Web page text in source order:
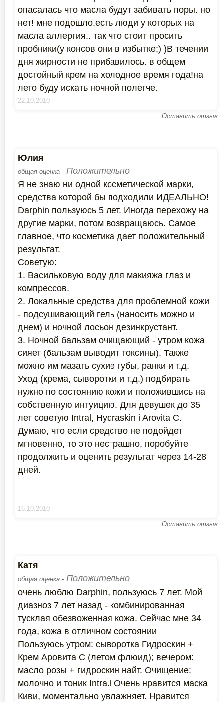
опасалась что масла будут забивать поры. но
нет! мне подошло.есть люди у которых на
масла аллергия.. так что стоит просить
пробники(у консов они в избытке;) )В течении
дня жирности не прибавилось. в общем
достойный крем на холодное время года!на
лето буду искать ночной полегче.
22.10.2010
Оставить отзыв
Юлия
общая оценка - Положительно
Я не знаю ни одной косметической марки,
средства которой бы подходили ИДЕАЛЬНО!
Darphin пользуюсь 5 лет. Иногда перехожу на
другие марки, потом возвращаюсь. Самое
главное, что косметика дает положительный
результат.
Советую:
1. Васильковую воду для макияжа глаз и
компрессов.
2. Локальные средства для проблемной кожи
- подсушивающий гель (наносить можно и
днем) и ночной лосьон дезинкрустант.
3. Ночной бальзам очищающий - утром кожа
сияет (бальзам выводит токсины). Также
можно им мазать сухие губы, ранки и т.д.
Уход (крема, сыворотки и т.д.) подбирать
нужно по состоянию кожи и положившись на
собственную интуицию. Для девушек до 35
лет советую Intral, Hydraskin i Arovita C.
Думаю, что если средство не подойдет
мгновенно, то это нестрашно, поробуйте
продолжить и оценить результат через 14-28
дней.
16.10.2010
Оставить отзыв
Катя
общая оценка - Положительно
очень люблю Darphin, пользуюсь 7 лет. Мой
диазноз 7 лет назад - комбинированная
тусклая обезвоженная кожа. Сейчас мне 34
года, кожа в отличном состоянии
Пользуюсь утром: сыворотка Гидроскин +
Крем Аровита С (летом флюид); вечером:
масло розы + гидроскин найт. Очищение:
молочно и тоник Intra.l Очень нравится маска
Киви, моментально увлажняет. Нравится